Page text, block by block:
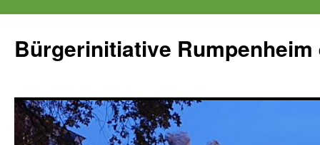
springen
Bürgerinitiative Rumpenheim